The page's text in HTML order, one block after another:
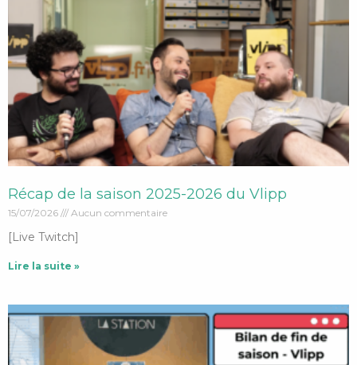
Récap de la saison 2025-2026 du Vlipp
15/07/2026 Aucun commentaire
[Live Twitch]
Lire la suite »